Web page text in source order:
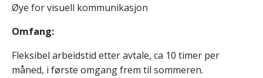
Øye for visuell kommunikasjon
Omfang:
Fleksibel arbeidstid etter avtale, ca 10 timer per
måned, i første omgang frem til sommeren.